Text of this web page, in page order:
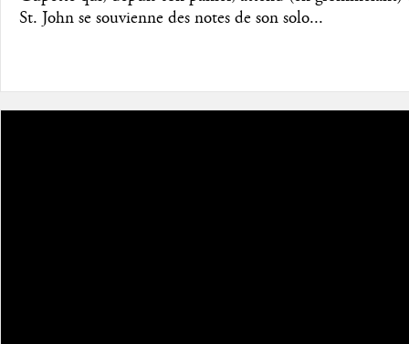
St. John se souvienne des notes de son solo...